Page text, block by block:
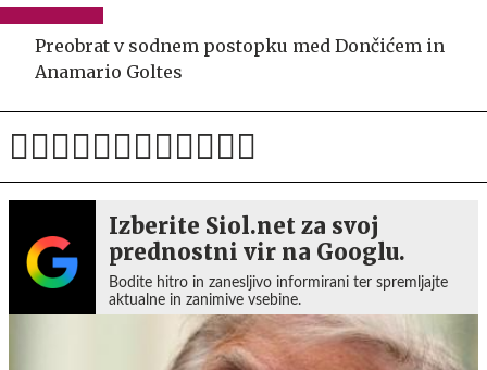
Preobrat v sodnem postopku med Dončićem in
Anamario Goltes
Izberite Siol.net za svoj
prednostni vir na Googlu.
Bodite hitro in zanesljivo informirani ter spremljajte
aktualne in zanimive vsebine.